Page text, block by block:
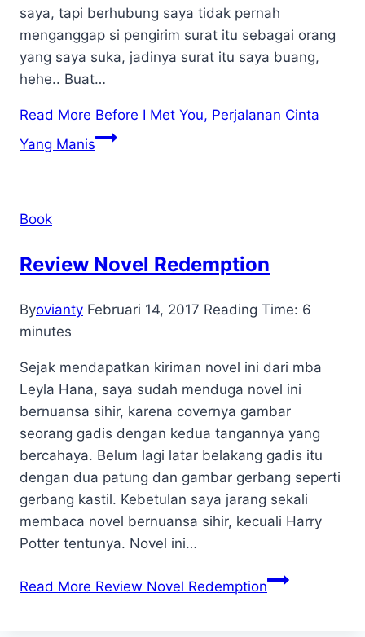
saya, tapi berhubung saya tidak pernah
menganggap si pengirim surat itu sebagai orang
yang saya suka, jadinya surat itu saya buang,
hehe.. Buat…
Read More Before I Met You, Perjalanan Cinta
Yang Manis
Book
Review Novel Redemption
Byovianty Februari 14, 2017 Reading Time: 6
minutes
Sejak mendapatkan kiriman novel ini dari mba
Leyla Hana, saya sudah menduga novel ini
bernuansa sihir, karena covernya gambar
seorang gadis dengan kedua tangannya yang
bercahaya. Belum lagi latar belakang gadis itu
dengan dua patung dan gambar gerbang seperti
gerbang kastil. Kebetulan saya jarang sekali
membaca novel bernuansa sihir, kecuali Harry
Potter tentunya. Novel ini…
Read More Review Novel Redemption